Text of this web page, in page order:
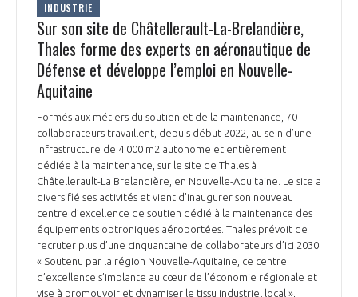
INDUSTRIE
Sur son site de Châtellerault-La-Brelandière,
Thales forme des experts en aéronautique de
Défense et développe l’emploi en Nouvelle-
Aquitaine
Formés aux métiers du soutien et de la maintenance, 70
collaborateurs travaillent, depuis début 2022, au sein d’une
infrastructure de 4 000 m2 autonome et entièrement
dédiée à la maintenance, sur le site de Thales à
Châtellerault-La Brelandière, en Nouvelle-Aquitaine. Le site a
diversifié ses activités et vient d’inaugurer son nouveau
centre d’excellence de soutien dédié à la maintenance des
équipements optroniques aéroportées. Thales prévoit de
recruter plus d’une cinquantaine de collaborateurs d’ici 2030.
« Soutenu par la région Nouvelle-Aquitaine, ce centre
d’excellence s’implante au cœur de l’économie régionale et
vise à promouvoir et dynamiser le tissu industriel local »,